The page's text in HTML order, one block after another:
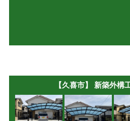
【久喜市】 新築外構